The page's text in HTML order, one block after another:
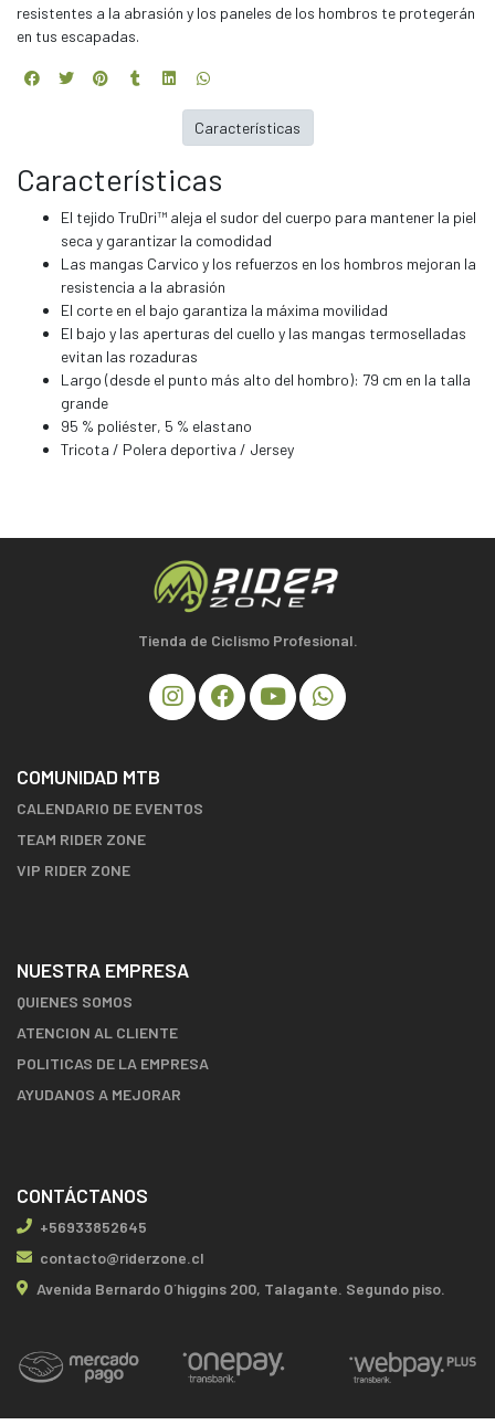
resistentes a la abrasión y los paneles de los hombros te protegerán
en tus escapadas.
Características
El tejido TruDri™ aleja el sudor del cuerpo para mantener la piel
seca y garantizar la comodidad
Las mangas Carvico y los refuerzos en los hombros mejoran la
resistencia a la abrasión
El corte en el bajo garantiza la máxima movilidad
El bajo y las aperturas del cuello y las mangas termoselladas
evitan las rozaduras
Largo (desde el punto más alto del hombro): 79 cm en la talla
grande
95 % poliéster, 5 % elastano
Tricota / Polera deportiva / Jersey
Características
Tienda de Ciclismo Profesional.
COMUNIDAD MTB
CALENDARIO DE EVENTOS
TEAM RIDER ZONE
VIP RIDER ZONE
NUESTRA EMPRESA
QUIENES SOMOS
ATENCION AL CLIENTE
POLITICAS DE LA EMPRESA
AYUDANOS A MEJORAR
CONTÁCTANOS
+56933852645
contacto@riderzone.cl
Avenida Bernardo O´higgins 200, Talagante. Segundo piso.